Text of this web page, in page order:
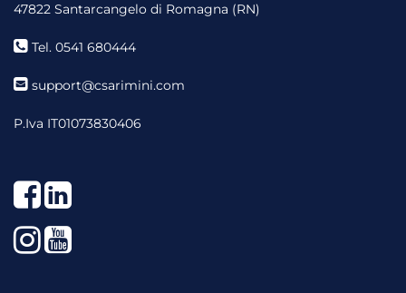
47822 Santarcangelo di Romagna (RN)
Tel. 0541 680444
support@csarimini.com
P.Iva IT01073830406
Facebook
LinkedIn
Instagram
YouTube